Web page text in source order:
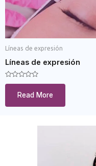
Líneas de expresión
Líneas de expresión
Rated
5
Read More